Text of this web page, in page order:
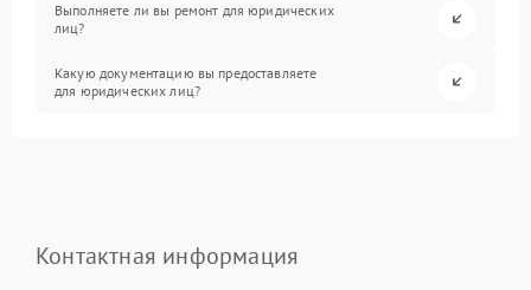
Выполняете ли вы ремонт для юридических
лиц?
Какую документацию вы предоставляете
для юридических лиц?
Контактная информация